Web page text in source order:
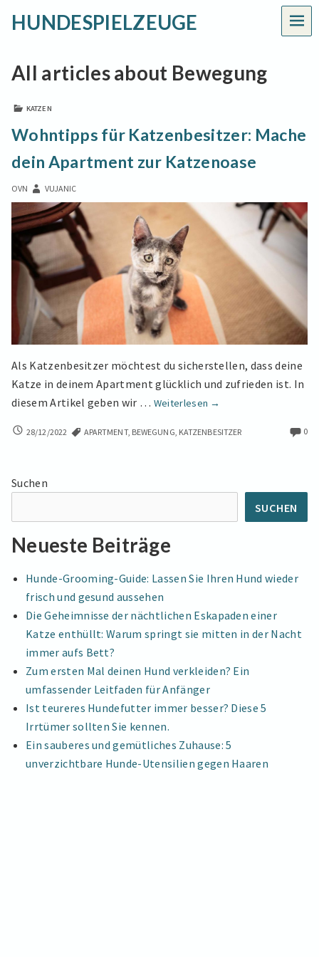
HUNDESPIELZEUGE
All articles about Bewegung
KATZEN
Wohntipps für Katzenbesitzer: Mache
dein Apartment zur Katzenoase
OVN VUJANIC
Als Katzenbesitzer möchtest du sicherstellen, dass deine
Katze in deinem Apartment glücklich und zufrieden ist. In
diesem Artikel geben wir … Weiterlesen
Wohntipps
Katzenbesitzer:
Katzenoase
→
WOHNTIPPS
DEIN
28/12/2022 APARTMENT, BEWEGUNG, KATZENBESITZER 0
Suchen
SUCHEN
Neueste Beiträge
Hunde-Grooming-Guide: Lassen Sie Ihren Hund wieder
frisch und gesund aussehen
Die Geheimnisse der nächtlichen Eskapaden einer
Katze enthüllt: Warum springt sie mitten in der Nacht
immer aufs Bett?
Zum ersten Mal deinen Hund verkleiden? Ein
umfassender Leitfaden für Anfänger
Ist teureres Hundefutter immer besser? Diese 5
Irrtümer sollten Sie kennen.
Ein sauberes und gemütliches Zuhause: 5
unverzichtbare Hunde-Utensilien gegen Haaren